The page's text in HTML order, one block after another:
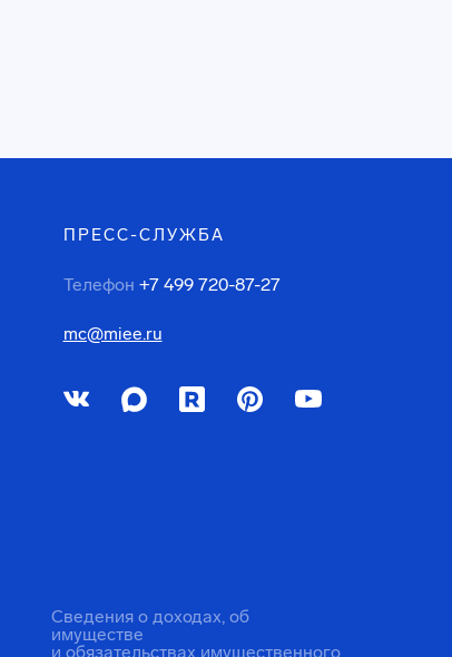
ПРЕСС-СЛУЖБА
Телефон +7 499 720-87-27
mc@miee.ru
Сведения о доходах, об
имуществе
и обязательствах имущественного